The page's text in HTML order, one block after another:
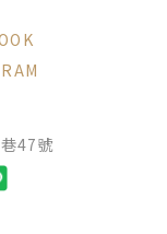
47號